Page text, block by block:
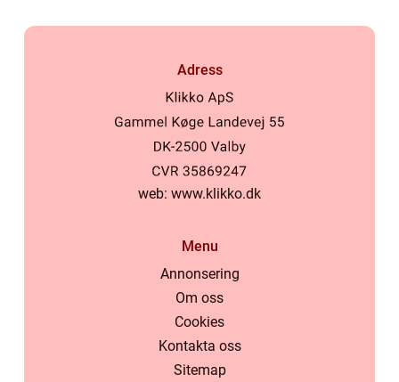
Adress
web: www.klikko.dk
Menu
Annonsering
Om oss
Cookies
Kontakta oss
Sitemap